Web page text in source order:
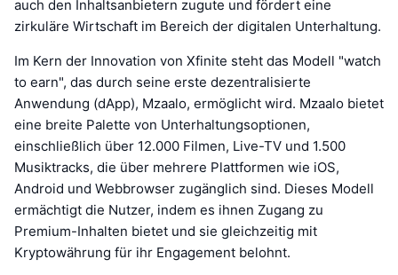
auch den Inhaltsanbietern zugute und fördert eine
zirkuläre Wirtschaft im Bereich der digitalen Unterhaltung.
Im Kern der Innovation von Xfinite steht das Modell "watch
to earn", das durch seine erste dezentralisierte
Anwendung (dApp), Mzaalo, ermöglicht wird. Mzaalo bietet
eine breite Palette von Unterhaltungsoptionen,
einschließlich über 12.000 Filmen, Live-TV und 1.500
Musiktracks, die über mehrere Plattformen wie iOS,
Android und Webbrowser zugänglich sind. Dieses Modell
ermächtigt die Nutzer, indem es ihnen Zugang zu
Premium-Inhalten bietet und sie gleichzeitig mit
Kryptowährung für ihr Engagement belohnt.